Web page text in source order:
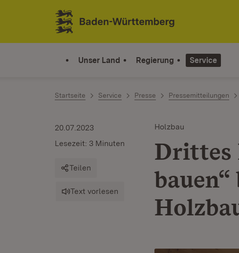
Zum Inhalt springen
Link zur Startseite
Unser Land Regierung Service
Startseite Service Presse Pressemitteilungen
Holzbau
Drittes
20.07.2023
Lesezeit: 3 Minuten
Teilen
Text vorlesen